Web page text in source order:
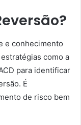
e conhecimento
como a
para identificar
É
de risco bem